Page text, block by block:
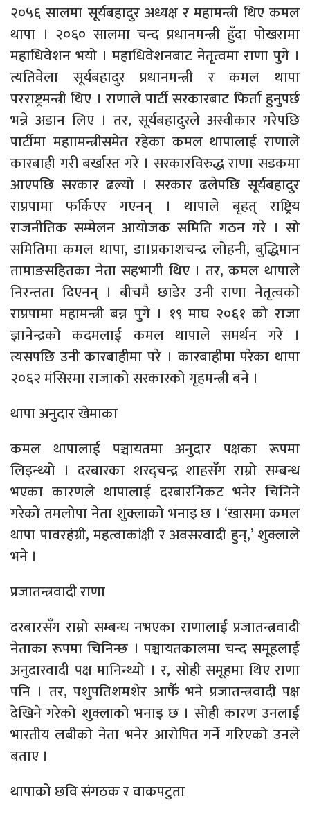
२०५६ सालमा सूर्यबहादुर अध्यक्ष र महामन्त्री थिए कमल
थापा । २०६० सालमा चन्द प्रधानमन्त्री हुँदा पोखरामा
महाधिवेशन भयो । महाधिवेशनबाट नेतृत्वमा राणा पुगे ।
त्यतिवेला सूर्यबहादुर प्रधानमन्त्री र कमल थापा
परराष्ट्रमन्त्री थिए । राणाले पार्टी सरकारबाट फिर्ता हुनुपर्छ
भन्ने अडान लिए । तर, सूर्यबहादुरले अस्वीकार गरेपछि
पार्टीमा महाामन्त्रीसमेत रहेका कमल थापालाई राणाले
कारबाही गरी बर्खास्त गरे । सरकारविरुद्ध राणा सडकमा
आएपछि सरकार ढल्यो । सरकार ढलेपछि सूर्यबहादुर
राप्रपामा फर्किएर गएनन् । थापाले बृहत् राष्ट्रिय
राजनीतिक सम्मेलन आयोजक समिति गठन गरे । सो
समितिमा कमल थापा, डा।प्रकाशचन्द्र लोहनी, बुद्धिमान
तामाङसहितका नेता सहभागी थिए । तर, कमल थापाले
निरन्तता दिएनन् । बीचमै छाडेर उनी राणा नेतृत्वको
राप्रपामा महामन्त्री बन्न पुगे । १९ माघ २०६१ को राजा
ज्ञानेन्द्रको कदमलाई कमल थापाले समर्थन गरे ।
त्यसपछि उनी कारबाहीमा परे । कारबाहीमा परेका थापा
२०६२ मंसिरमा राजाको सरकारको गृहमन्त्री बने ।
थापा अनुदार खेमाका
कमल थापालाई पञ्चायतमा अनुदार पक्षका रूपमा
लिइन्थ्यो । दरबारका शरद्चन्द्र शाहसँग राम्रो सम्बन्ध
भएका कारणले थापालाई दरबारनिकट भनेर चिनिने
गरेको तमलोपा नेता शुक्लाको भनाइ छ । ‘खासमा कमल
थापा पावरहंग्री, महत्वाकांक्षी र अवसरवादी हुन्,’ शुक्लाले
भने ।
प्रजातन्त्रवादी राणा
दरबारसँग राम्रो सम्बन्ध नभएका राणालाई प्रजातन्त्रवादी
नेताका रूपमा चिनिन्छ । पञ्चायतकालमा चन्द समूहलाई
अनुदारवादी पक्ष मानिन्थ्यो । र, सोही समूहमा थिए राणा
पनि । तर, पशुपतिशमशेर आफैँ भने प्रजातन्त्रवादी पक्ष
देखिने गरेको शुक्लाको भनाइ छ । सोही कारण उनलाई
भारतीय लबीको नेता भनेर आरोपित गर्ने गरिएको उनले
बताए ।
थापाको छवि संगठक र वाकपटुता